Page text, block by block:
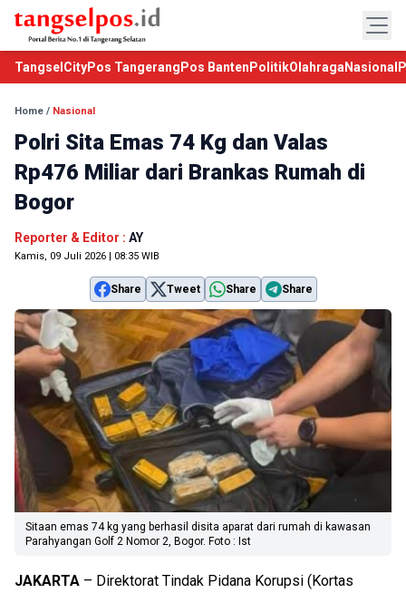
TangselCityPos Tangerang Pos Banten PolitikOlahraga Nasional
Home / Nasional
Polri Sita Emas 74 Kg dan Valas
Rp476 Miliar dari Brankas Rumah di
Bogor
Reporter & Editor : AY
Kamis, 09 Juli 2026 | 08:35 WIB
Share Tweet Share Share
Sitaan emas 74 kg yang berhasil disita aparat dari rumah di kawasan
Parahyangan Golf 2 Nomor 2, Bogor. Foto : Ist
JAKARTA – Direktorat Tindak Pidana Korupsi (Kortas